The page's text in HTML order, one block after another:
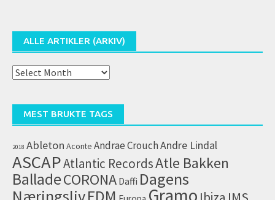
ALLE ARTIKLER (ARKIV)
Alle
MEST BRUKTE TAGS
2018 Ableton Aconte Andrae CrouchAndre Lindal
ASCAPAtlantic RecordsAtle Bakken
BalladeCORONA Daffi Dagens
Næringsliv
Gramo